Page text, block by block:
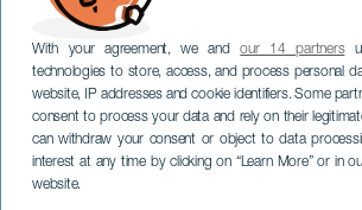
With your agreement, we andour 14 partners
technologies to store, access, and process personal
website, IP addresses and cookie identifiers. Some
consent to process your data and rely on their
can withdraw your consent or object to data
interest at any time by clicking on “Learn More” or in
website.Carmen, nada de
GRAN CANARIA